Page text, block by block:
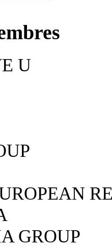
U
GROUP